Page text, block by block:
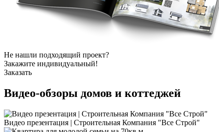
Не нашли подходящий проект?
Закажите индивидуальный!
Заказать
Видео-обзоры домов и коттеджей
Видео презентация | Строительная Компания "Все Строй"